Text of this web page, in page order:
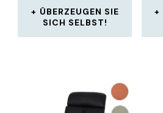
ÜBERZEUGEN SIE
SICH SELBST!